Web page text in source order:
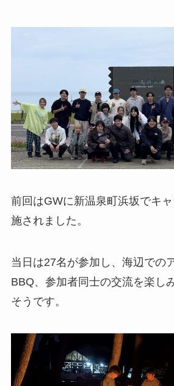
前回はGWに新温泉町浜坂でキ
施されました。
当日は27名が参加し、海辺での
BBQ、参加者同士の交流を楽し
そうです。